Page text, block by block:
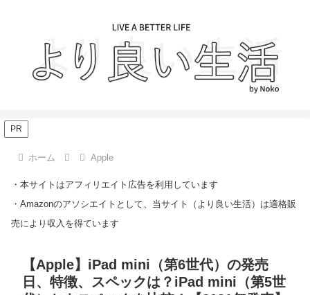
PR
ホーム Apple
・本サイトはアフィリエイト広告を利用しています
・Amazonのアソシエイトとして、当サイト（より良い生活）は適格販
売により収入を得ています
【Apple】iPad mini（第6世代）の発売
日、特徴、スペックは？iPad mini（第5世